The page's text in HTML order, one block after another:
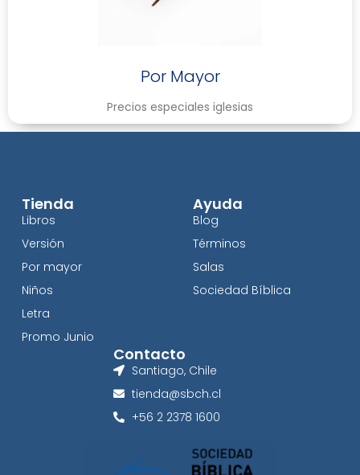
Por Mayor
Precios especiales iglesias
Tienda
Libros
Versión
Por mayor
Niños
Letra
Promo Junio
Ayuda
Blog
Términos
Salas
Sociedad Bíblica
Contacto
Santiago, Chile
tienda@sbch.cl
+56 2 2378 1600